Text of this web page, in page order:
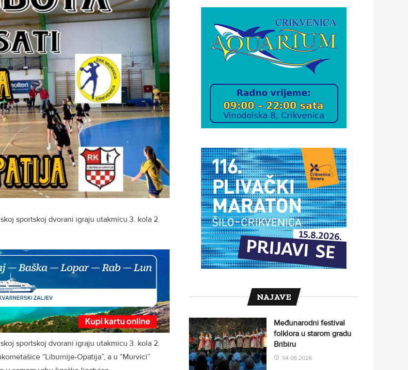
sportskoj dvorani igraju utakmicu 3. kola 2.
sportskoj dvorani igraju utakmicu 3. kola 2.
“Liburnije-Opatija”, a u “Murvici”
NAJAVE
Međunarodni festival
folklora u starom gradu
Bribiru
04.08.2026